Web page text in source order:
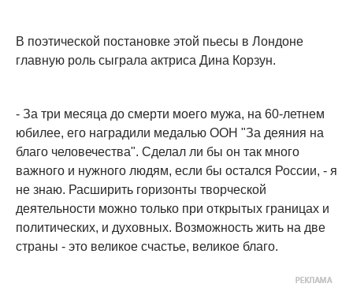
В поэтической постановке этой пьесы в Лондоне
главную роль сыграла актриса Дина Корзун.
- За три месяца до смерти моего мужа, на 60-летнем
юбилее, его наградили медалью ООН "За деяния на
благо человечества". Сделал ли бы он так много
важного и нужного людям, если бы остался России, - я
не знаю. Расширить горизонты творческой
деятельности можно только при открытых границах и
политических, и духовных. Возможность жить на две
страны - это великое счастье, великое благо.